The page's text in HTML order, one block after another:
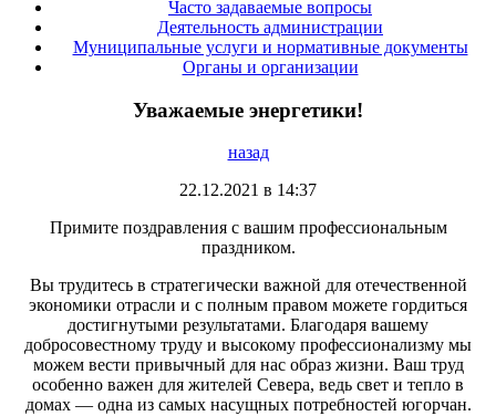
Часто задаваемые вопросы
Деятельность администрации
Муниципальные услуги и нормативные документы
Органы и организации
Уважаемые энергетики!
назад
22.12.2021 в 14:37
Примите поздравления с вашим профессиональным
праздником.
Вы трудитесь в стратегически важной для отечественной
экономики отрасли и с полным правом можете гордиться
достигнутыми результатами. Благодаря вашему
добросовестному труду и высокому профессионализму мы
можем вести привычный для нас образ жизни. Ваш труд
особенно важен для жителей Севера, ведь свет и тепло в
домах — одна из самых насущных потребностей югорчан.